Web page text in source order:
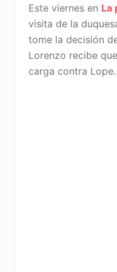
Este viernes en La
visita de la
tome la decisión
Lorenzo recibe
carga contra